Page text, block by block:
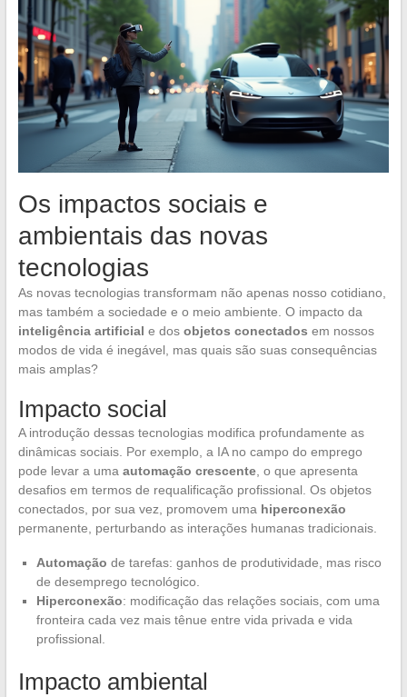
Os impactos sociais e
ambientais das novas
tecnologias
As novas tecnologias transformam não apenas nosso cotidiano,
mas também a sociedade e o meio ambiente. O impacto da
inteligência artificial e dos objetos conectados em nossos
modos de vida é inegável, mas quais são suas consequências
mais amplas?
Impacto social
A introdução dessas tecnologias modifica profundamente as
dinâmicas sociais. Por exemplo, a IA no campo do emprego
pode levar a uma automação crescente, o que apresenta
desafios em termos de requalificação profissional. Os objetos
conectados, por sua vez, promovem uma hiperconexão
permanente, perturbando as interações humanas tradicionais.
Automação de tarefas: ganhos de produtividade, mas risco
de desemprego tecnológico.
Hiperconexão: modificação das relações sociais, com uma
fronteira cada vez mais tênue entre vida privada e vida
profissional.
Impacto ambiental